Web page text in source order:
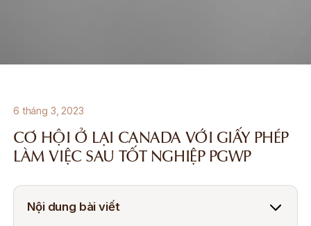
6 tháng 3, 2023
CƠ HỘI Ở LẠI CANADA VỚI GIẤY PHÉP
LÀM VIỆC SAU TỐT NGHIỆP PGWP
Nội dung bài viết